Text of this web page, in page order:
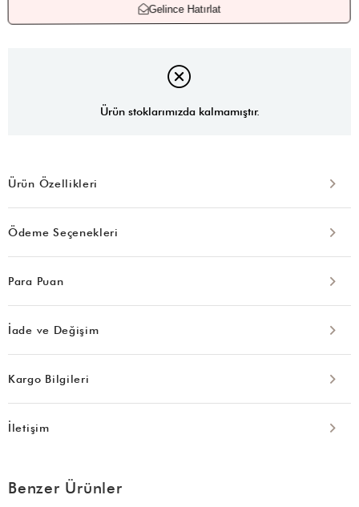
Gelince Hatırlat
Ürün stoklarımızda kalmamıştır.
Ürün Özellikleri
Ödeme Seçenekleri
Para Puan
İade ve Değişim
Kargo Bilgileri
İletişim
Benzer Ürünler